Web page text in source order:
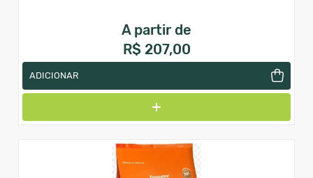
A partir de
R$ 207,00
ADICIONAR